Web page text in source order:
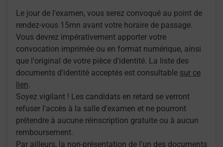
Le jour de l'examen, vous serez convoqué au point de
rendez-vous 15mn avant votre horaire de passage.
Vous devrez impérativement apporter votre
convocation imprimée ou en format numérique, ainsi
que l'original de votre pièce d'identité. La liste des
documents d'identité acceptés est consultable sur ce
lien.
Soyez vigilant ! Les candidats en retard se verront
refuser l'accès à la salle d'examen et ne pourront
prétendre à aucune réinscription gratuite ou à aucun
remboursement.
Par ailleurs, la non-présentation de l'un des documents